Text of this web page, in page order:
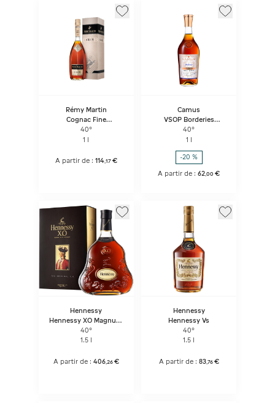
Rémy Martin
Cognac Fine
Champagne Club
40°
1 l
A partir de : 114, 17 €
Camus
VSOP Borderies
Cognac
40°
1 l
-20 %
A partir de :62,00 €
Hennessy
Hennessy XO Magnum
- Bouteille Sous
Coffret
40°
1.5 l
A partir de : 406, 26 €
Hennessy
Hennessy Vs
40°
1.5 l
A partir de : 83, 76 €